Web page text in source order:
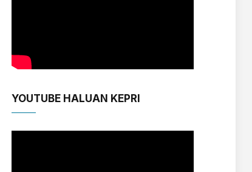
YOUTUBE HALUAN KEPRI